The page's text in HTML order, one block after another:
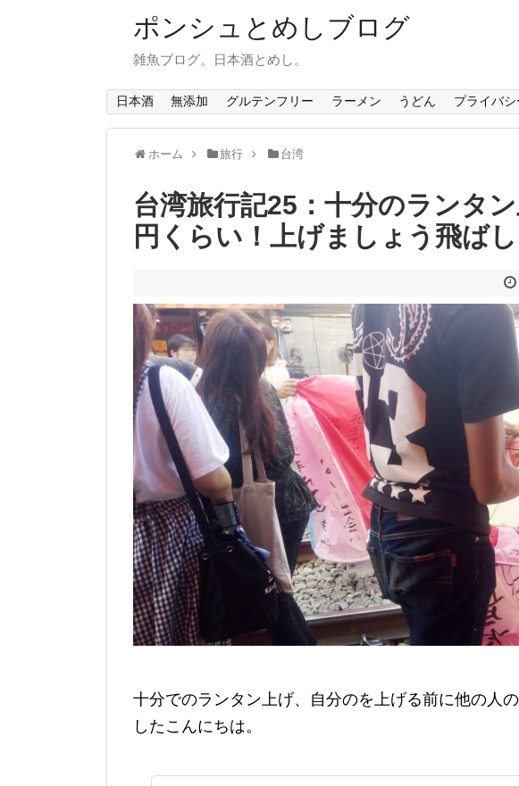
ポンシュとめしブログ
雑魚ブログ。日本酒とめし。
日本酒 無添加 グルテンフリー ラーメン うどん プライバ
ホーム 旅行 台湾
台湾旅行記25：十分のランタ
円くらい！上げましょう飛ば
十分でのランタン上げ、自分のを上げる前に他の人
したこんにちは。